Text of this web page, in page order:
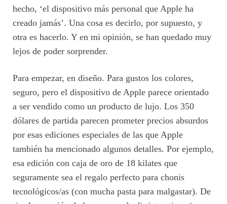
hecho, ‘el dispositivo más personal que Apple ha
creado jamás’. Una cosa es decirlo, por supuesto, y
otra es hacerlo. Y en mi opinión, se han quedado muy
lejos de poder sorprender.
Para empezar, en diseño. Para gustos los colores,
seguro, pero el dispositivo de Apple parece orientado
a ser vendido como un producto de lujo. Los 350
dólares de partida parecen prometer precios absurdos
por esas ediciones especiales de las que Apple
también ha mencionado algunos detalles. Por ejemplo,
esa edición con caja de oro de 18 kilates que
seguramente sea el regalo perfecto para chonis
tecnológicos/as (con mucha pasta para malgastar). De